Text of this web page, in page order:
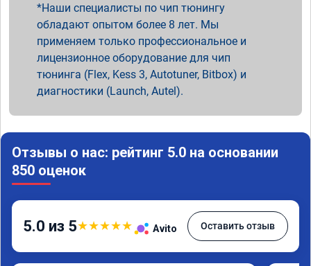
Наши специалисты по чип тюнингу
обладают опытом более 8 лет. Мы
применяем только профессиональное и
лицензионное оборудование для чип
тюнинга (Flex, Kess 3, Autotuner, Bitbox) и
диагностики (Launch, Autel).
Отзывы о нас: рейтинг 5.0 на основании
850 оценок
5.0 из 5★★★★★ Avito Оставить отзыв